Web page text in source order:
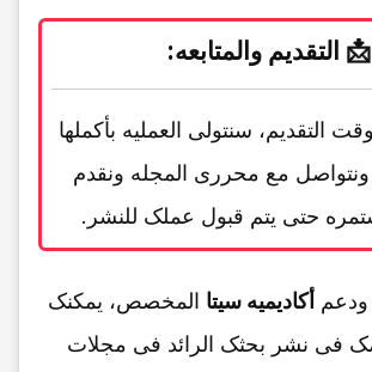
📩 التقدیم والمتابعه:
التقدیم، سنتولى العملیه بأکملها
ونتواصل مع محرری المجله ونقدم
حتى یتم قبول عملک للنشر.
ودعمأکادیمیه سیتا المخصص، یمکنک
فی نشر بحثک الرائد فی مجلات